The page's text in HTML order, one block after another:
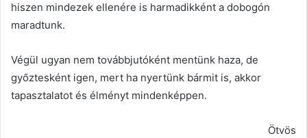
hiszen mindezek ellenére is harmadikként a dobogón
maradtunk.
Végül ugyan nem továbbjutóként mentünk haza, de
győztesként igen, mert ha nyertünk bármit is, akkor
tapasztalatot és élményt mindenképpen.
Ötvös